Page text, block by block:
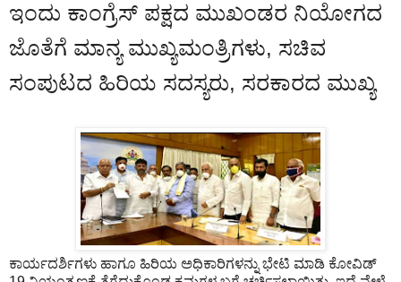
ಇಂದು ಕಾಂಗ್ರೆಸ್ ಪಕ್ಷದ ಮುಖಂಡರ ನಿಯೋಗದ
ಜೊತೆಗೆ ಮಾನ್ಯ ಮುಖ್ಯಮಂತ್ರಿಗಳು, ಸಚಿವ
ಸಂಪುಟದ ಹಿರಿಯ ಸದಸ್ಯರು, ಸರಕಾರದ ಮುಖ್ಯ
ಕಾರ್ಯದರ್ಶಿಗಳು ಹಾಗೂ ಹಿರಿಯ ಅಧಿಕಾರಿಗಳನ್ನು ಭೇಟಿ ಮಾಡಿ ಕೋವಿಡ್